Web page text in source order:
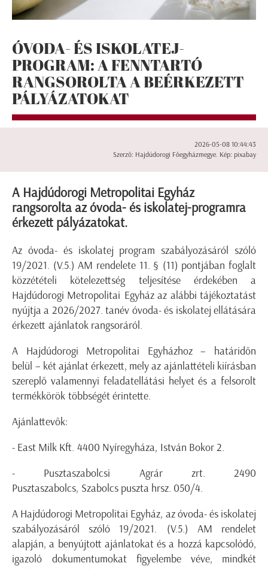
ÓVODA- ÉS ISKOLATEJ-
PROGRAM: A FENNTARTÓ
RANGSOROLTA A BEÉRKEZETT
PÁLYÁZATOKAT
2026-05-08 10:44:43
Szerző: Hajdúdorogi Főegyházmegye. Kép: pixabay
A Hajdúdorogi Metropolitai Egyház
rangsorolta az óvoda- és iskolatej-programra
érkezett pályázatokat.
Az óvoda- és iskolatej program szabályozásáról szóló
19/2021. (V.5.) AM rendelete 11. § (11) pontjában foglalt
közzétételi kötelezettség teljesítése érdekében a
Hajdúdorogi Metropolitai Egyház az alábbi tájékoztatást
nyújtja a 2026/2027. tanév óvoda- és iskolatej ellátására
érkezett ajánlatok rangsoráról.
A Hajdúdorogi Metropolitai Egyházhoz – határidőn
belül – két ajánlat érkezett, mely az ajánlattételi kiírásban
szereplő valamennyi feladatellátási helyet és a felsorolt
termékkörök többségét érintette.
Ajánlattevők:
- East Milk Kft. 4400 Nyíregyháza, István Bokor 2.
- Pusztaszabolcsi Agrár zrt. 2490
Pusztaszabolcs, Szabolcs puszta hrsz. 050/4.
A Hajdúdorogi Metropolitai Egyház, az óvoda- és iskolatej
szabályozásáról szóló 19/2021. (V.5.) AM rendelet
alapján, a benyújtott ajánlatokat és a hozzá kapcsolódó,
igazoló dokumentumokat figyelembe véve, mindkét